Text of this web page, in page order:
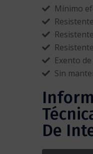
Mínimo
Exento
Sin
De